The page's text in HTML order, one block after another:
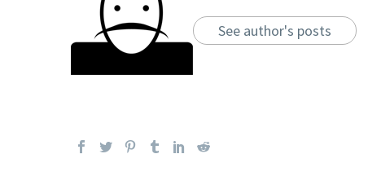
See author's posts